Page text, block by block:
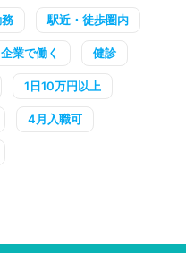
駅近・徒歩圏内
企業で働く 健診
1日10万円以上
4月入職可